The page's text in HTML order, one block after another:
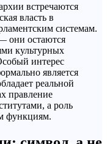
встречаются
власть в
системам.
они остаются
культурных
интерес
является
реальной
правление
а роль
функциям.